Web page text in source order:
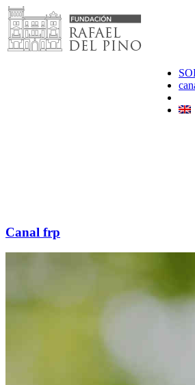
Saltar
al
contenido
Canal frp